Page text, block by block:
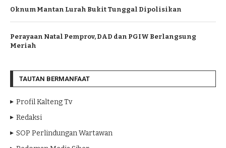
Oknum Mantan Lurah Bukit Tunggal Dipolisikan
Perayaan Natal Pemprov, DAD dan PGIW Berlangsung
Meriah
TAUTAN BERMANFAAT
Profil Kalteng Tv
Redaksi
SOP Perlindungan Wartawan